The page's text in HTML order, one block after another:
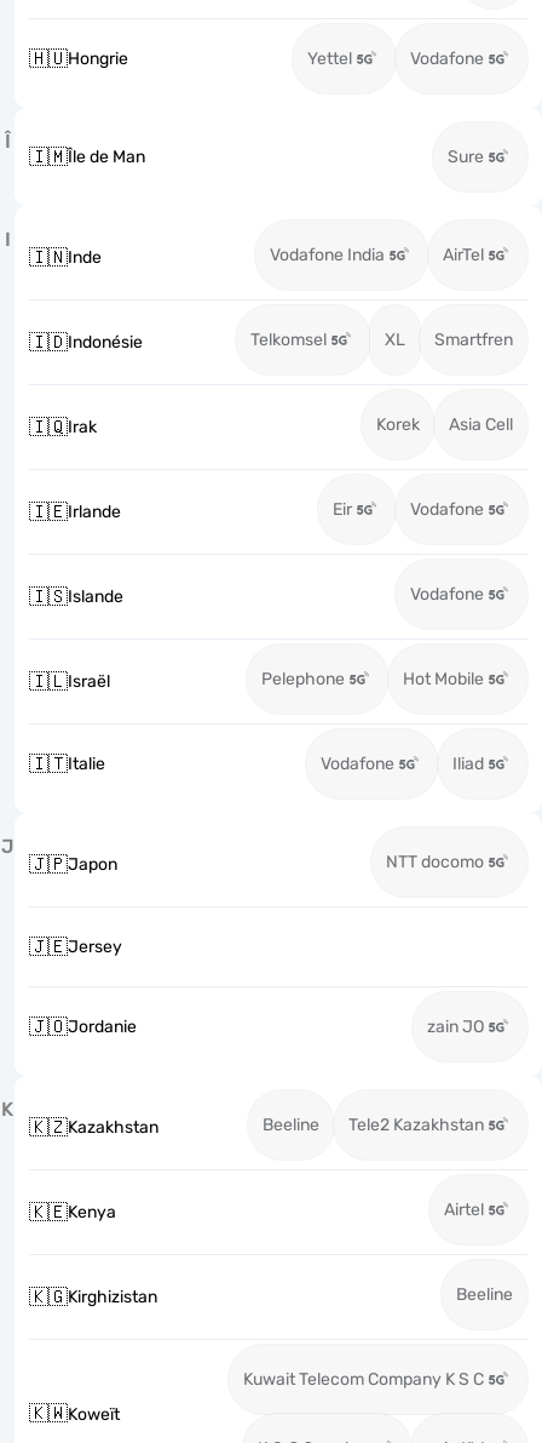
🇭🇺Hongrie Yettel Vodafone
Î
🇮🇲Île de Man Sure
I
🇮🇳Inde Vodafone India AirTel
🇮🇩Indonésie Telkomsel XL Smartfren
🇮🇶Irak Korek Asia Cell
🇮🇪Irlande Eir Vodafone
🇮🇸Islande Vodafone
🇮🇱Israël Pelephone Hot Mobile
🇮🇹Italie Vodafone Iliad
J
🇯🇵Japon NTT docomo
🇯🇪Jersey
🇯🇴Jordanie zain JO
K
🇰🇿Kazakhstan Beeline Tele2 Kazakhstan
🇰🇪Kenya Airtel
🇰🇬Kirghizistan Beeline
🇰🇼Koweït
Kuwait Telecom Company K S C